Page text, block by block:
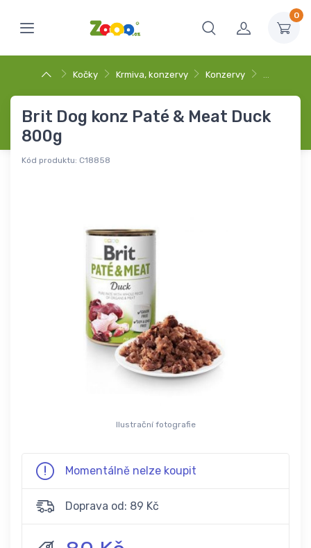
0
Kočky Krmiva, konzervy Konzervy …
Brit Dog konz Paté & Meat Duck
800g
Kód produktu: C18858
Ilustrační fotografie
Momentálně nelze koupit
Doprava od: 89 Kč